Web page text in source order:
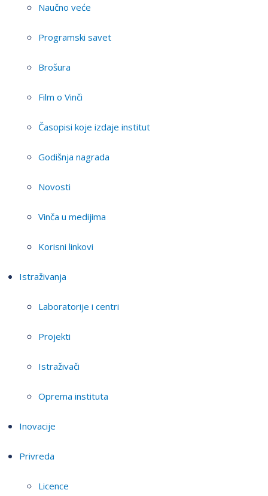
Naučno veće
Programski savet
Brošura
Film o Vinči
Časopisi koje izdaje institut
Godišnja nagrada
Novosti
Vinča u medijima
Korisni linkovi
Istraživanja
Laboratorije i centri
Projekti
Istraživači
Oprema instituta
Inovacije
Privreda
Licence